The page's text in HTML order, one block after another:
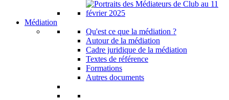
Médiation
Qu'est ce que la médiation ?
Autour de la médiation
Cadre juridique de la médiation
Textes de référence
Formations
Autres documents